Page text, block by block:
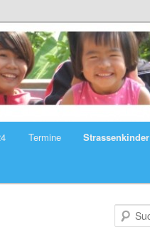
Termine Strassenkinder
u